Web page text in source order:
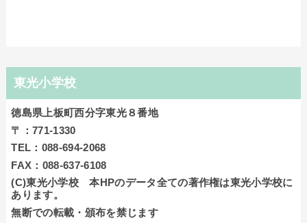
東光小学校
徳島県上板町西分字東光８番地
〒：771-1330
TEL：088-694-2068
FAX：088-637-6108
(C)東光小学校 本HPのデータ全ての著作権は東光小学校に
あります。
無断での転載・頒布を禁じます